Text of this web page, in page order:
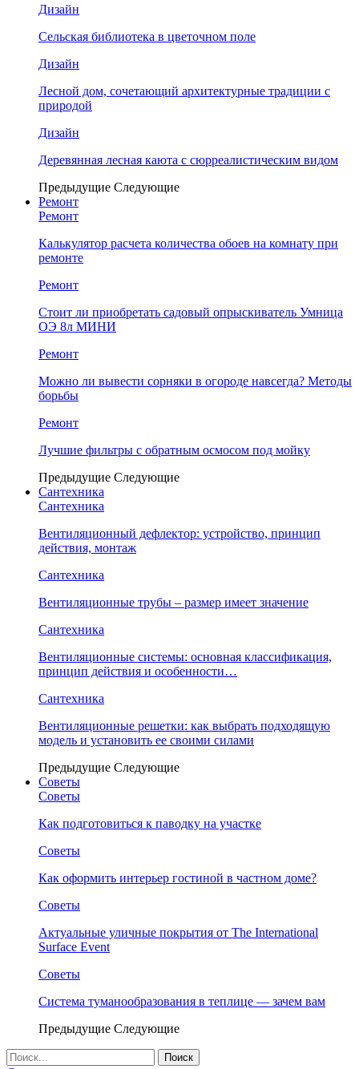
Дизайн
Сельская библиотека в цветочном поле
Дизайн
Лесной дом, сочетающий архитектурные традиции с
природой
Дизайн
Деревянная лесная каюта с сюрреалистическим видом
Предыдущие Следующие
Ремонт
Ремонт
Калькулятор расчета количества обоев на комнату при
ремонте
Ремонт
Стоит ли приобретать садовый опрыскиватель Умница
ОЭ 8л МИНИ
Ремонт
Можно ли вывести сорняки в огороде навсегда? Методы
борьбы
Ремонт
Лучшие фильтры с обратным осмосом под мойку
Предыдущие Следующие
Сантехника
Сантехника
Вентиляционный дефлектор: устройство, принцип
действия, монтаж
Сантехника
Вентиляционные трубы – размер имеет значение
Сантехника
Вентиляционные системы: основная классификация,
принцип действия и особенности…
Сантехника
Вентиляционные решетки: как выбрать подходящую
модель и установить ее своими силами
Предыдущие Следующие
Советы
Советы
Как подготовиться к паводку на участке
Советы
Как оформить интерьер гостиной в частном доме?
Советы
Актуальные уличные покрытия от The International
Surface Event
Советы
Система туманообразования в теплице — зачем вам
Предыдущие Следующие